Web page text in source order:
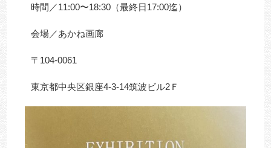
時間／11:00〜18:30（最終日17:00迄）
会場／あかね画廊
〒104-0061
東京都中央区銀座4-3-14筑波ビル2Ｆ